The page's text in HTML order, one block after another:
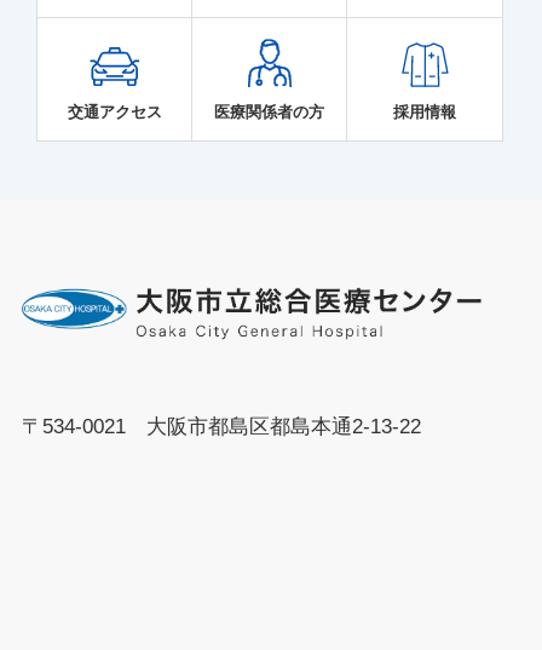
交通アクセス 医療関係者の方 採用情報
〒534-0021 大阪市都島区都島本通2-13-22